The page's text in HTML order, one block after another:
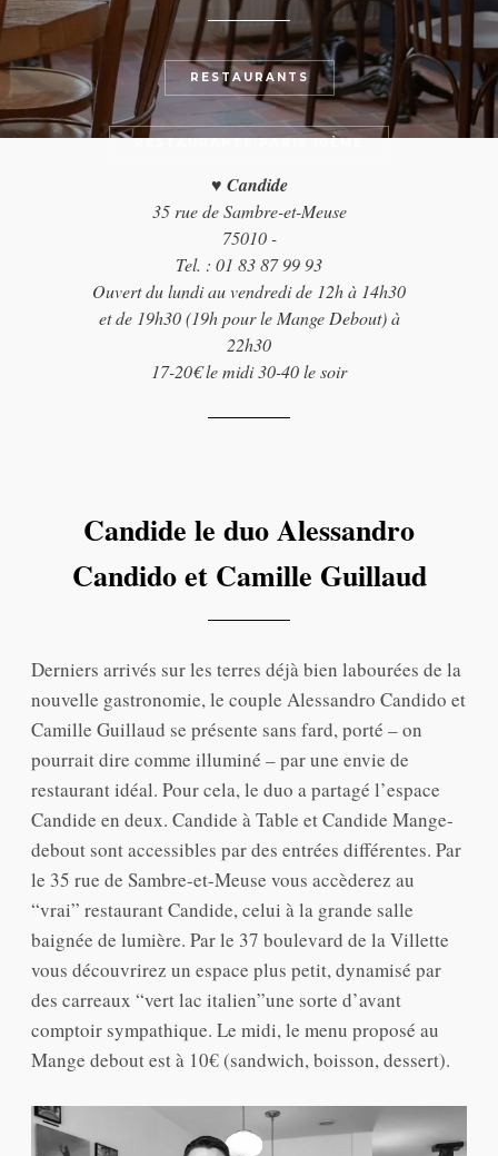
RESTAURANTS
♥️ Candide
35 rue de Sambre-et-Meuse
75010 -
Tel. : 01 83 87 99 93
Ouvert du lundi au vendredi de 12h à 14h30
et de 19h30 (19h pour le Mange Debout) à
22h30
17-20€ le midi 30-40 le soir
Candide le duo Alessandro
Candido et Camille Guillaud
Derniers arrivés sur les terres déjà bien labourées de la
nouvelle gastronomie, le couple Alessandro Candido et
Camille Guillaud se présente sans fard, porté – on
pourrait dire comme illuminé – par une envie de
restaurant idéal. Pour cela, le duo a partagé l’espace
Candide en deux. Candide à Table et Candide Mange-
debout sont accessibles par des entrées différentes. Par
le 35 rue de Sambre-et-Meuse vous accèderez au
“vrai” restaurant Candide, celui à la grande salle
baignée de lumière. Par le 37 boulevard de la Villette
vous découvrirez un espace plus petit, dynamisé par
des carreaux “vert lac italien”une sorte d’avant
comptoir sympathique. Le midi, le menu proposé au
Mange debout est à 10€ (sandwich, boisson, dessert).